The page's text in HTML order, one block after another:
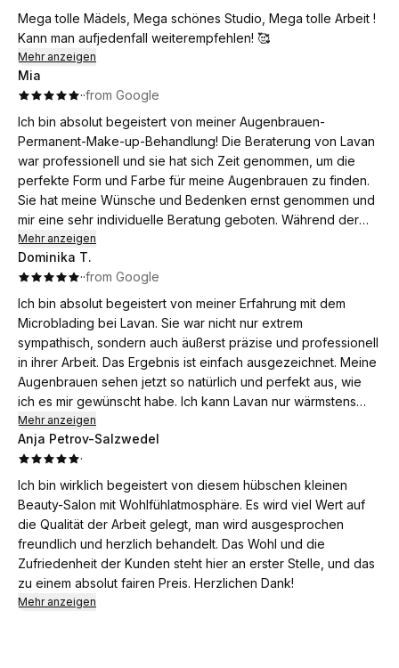
Mega tolle Mädels, Mega schönes Studio, Mega tolle Arbeit !
Kann man aufjedenfall weiterempfehlen! 🥰
Mehr anzeigen
Mia
··from Google
Ich bin absolut begeistert von meiner Augenbrauen-
Permanent-Make-up-Behandlung! Die Beraterung von Lavan
war professionell und sie hat sich Zeit genommen, um die
perfekte Form und Farbe für meine Augenbrauen zu finden.
Sie hat meine Wünsche und Bedenken ernst genommen und
mir eine sehr individuelle Beratung geboten. Während der
Behandlung war es nahezu schmerzfrei, und ich fühlte mich
stets gut aufgehoben. Das Ergebnis ist einfach super – meine
Augenbrauen sehen jetzt natürlich aus, sind perfekt definiert
und passen perfekt zu meinem Gesicht. Auch nach der
Behandlung gab es keine Rötungen oder Schwellungen. Ich
bin sehr zufrieden und kann diese Behandlung und die liebe
Lavan empfehlen!
Mehr anzeigen
Dominika T.
··from Google
Ich bin absolut begeistert von meiner Erfahrung mit dem
Microblading bei Lavan. Sie war nicht nur extrem
sympathisch, sondern auch äußerst präzise und professionell
in ihrer Arbeit. Das Ergebnis ist einfach ausgezeichnet. Meine
Augenbrauen sehen jetzt so natürlich und perfekt aus, wie
ich es mir gewünscht habe. Ich kann Lavan nur wärmstens
empfehlen. Vielen Dank für die großartige Arbeit und die
freundliche Atmosphäre. ❤️
Mehr anzeigen
Anja Petrov-Salzwedel
·
Ich bin wirklich begeistert von diesem hübschen kleinen
Beauty-Salon mit Wohlfühlatmosphäre. Es wird viel Wert auf
die Qualität der Arbeit gelegt, man wird ausgesprochen
freundlich und herzlich behandelt. Das Wohl und die
Zufriedenheit der Kunden steht hier an erster Stelle, und das
zu einem absolut fairen Preis. Herzlichen Dank!
Mehr anzeigen